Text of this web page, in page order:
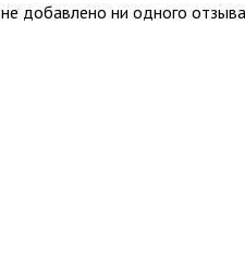
добавлено ни одного